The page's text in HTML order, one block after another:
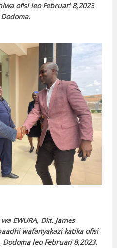
ofisi leo Februari 8,2023
EWURA, Dkt. James
wafanyakazi katika ofisi
Dodoma leo Februari 8,2023.